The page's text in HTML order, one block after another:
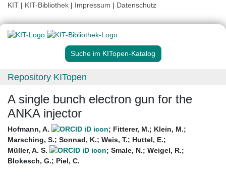
KIT | KIT-Bibliothek | Impressum | Datenschutz
Suche im KITopen-Katalog
Repository KITopen
A single bunch electron gun for the
ANKA injector
Hofmann, A. ; Fitterer, M.; Klein, M.;
Marsching, S.; Sonnad, K.; Weis, T.; Huttel, E.;
Müller, A. S.
; Smale, N.; Weigel, R.;
Blokesch, G.; Piel, C.